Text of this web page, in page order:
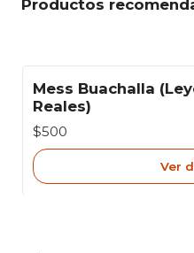
Productos
Agotado
Mess Buachalla
Reales)
$500
Ver